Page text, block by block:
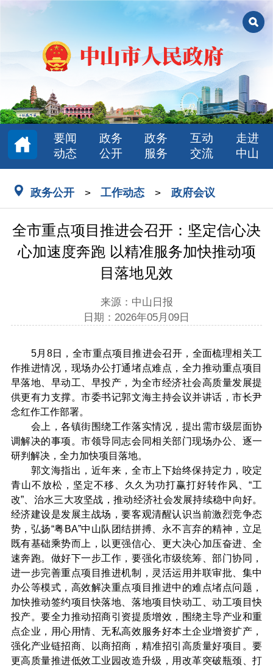
要闻
动态
政务
公开
政务
服务
互动
交流
走进
中山
政务公开 > 工作动态 > 政府会议
全市重点项目推进会召开：坚定信心决
心加速度奔跑 以精准服务加快推动项
目落地见效
来源：中山日报
日期：2026年05月09日
5月8日，全市重点项目推进会召开，全面梳理相关工
作推进情况，现场办公打通堵点难点，全力推动重点项目
早落地、早动工、早投产，为全市经济社会高质量发展提
供更有力支撑。市委书记郭文海主持会议并讲话，市长尹
念红作工作部署。
会上，各镇街围绕工作落实情况，提出需市级层面协
调解决的事项。市领导同志会同相关部门现场办公、逐一
研判解决，全力加快项目落地。
郭文海指出，近年来，全市上下始终保持定力，咬定
青山不放松，坚定不移、久久为功打赢打好转作风、“工
改”、治水三大攻坚战，推动经济社会发展持续稳中向好。
经济建设是发展主战场，要客观清醒认识当前激烈竞争态
势，弘扬“粤BA”中山队团结拼搏、永不言弃的精神，立足
既有基础乘势而上，以更强信心、更大决心加压奋进、全
速奔跑。做好下一步工作，要强化市级统筹、部门协同，
进一步完善重点项目推进机制，灵活运用并联审批、集中
办公等模式，高效解决重点项目推进中的难点堵点问题，
加快推动签约项目快落地、落地项目快动工、动工项目快
投产。要全力推动招商引资提质增效，围绕主导产业和重
点企业，用心用情、无私高效服务好本土企业增资扩产，
强化产业链招商、以商招商，精准招引高质量好项目。要
更高质量推进低效工业园改造升级，用改革突破瓶颈、打